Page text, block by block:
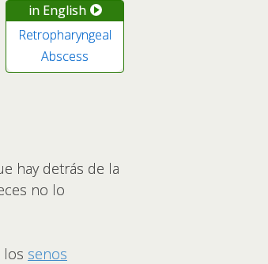
in English
Retropharyngeal
Abscess
hay detrás de la
no lo
los senos